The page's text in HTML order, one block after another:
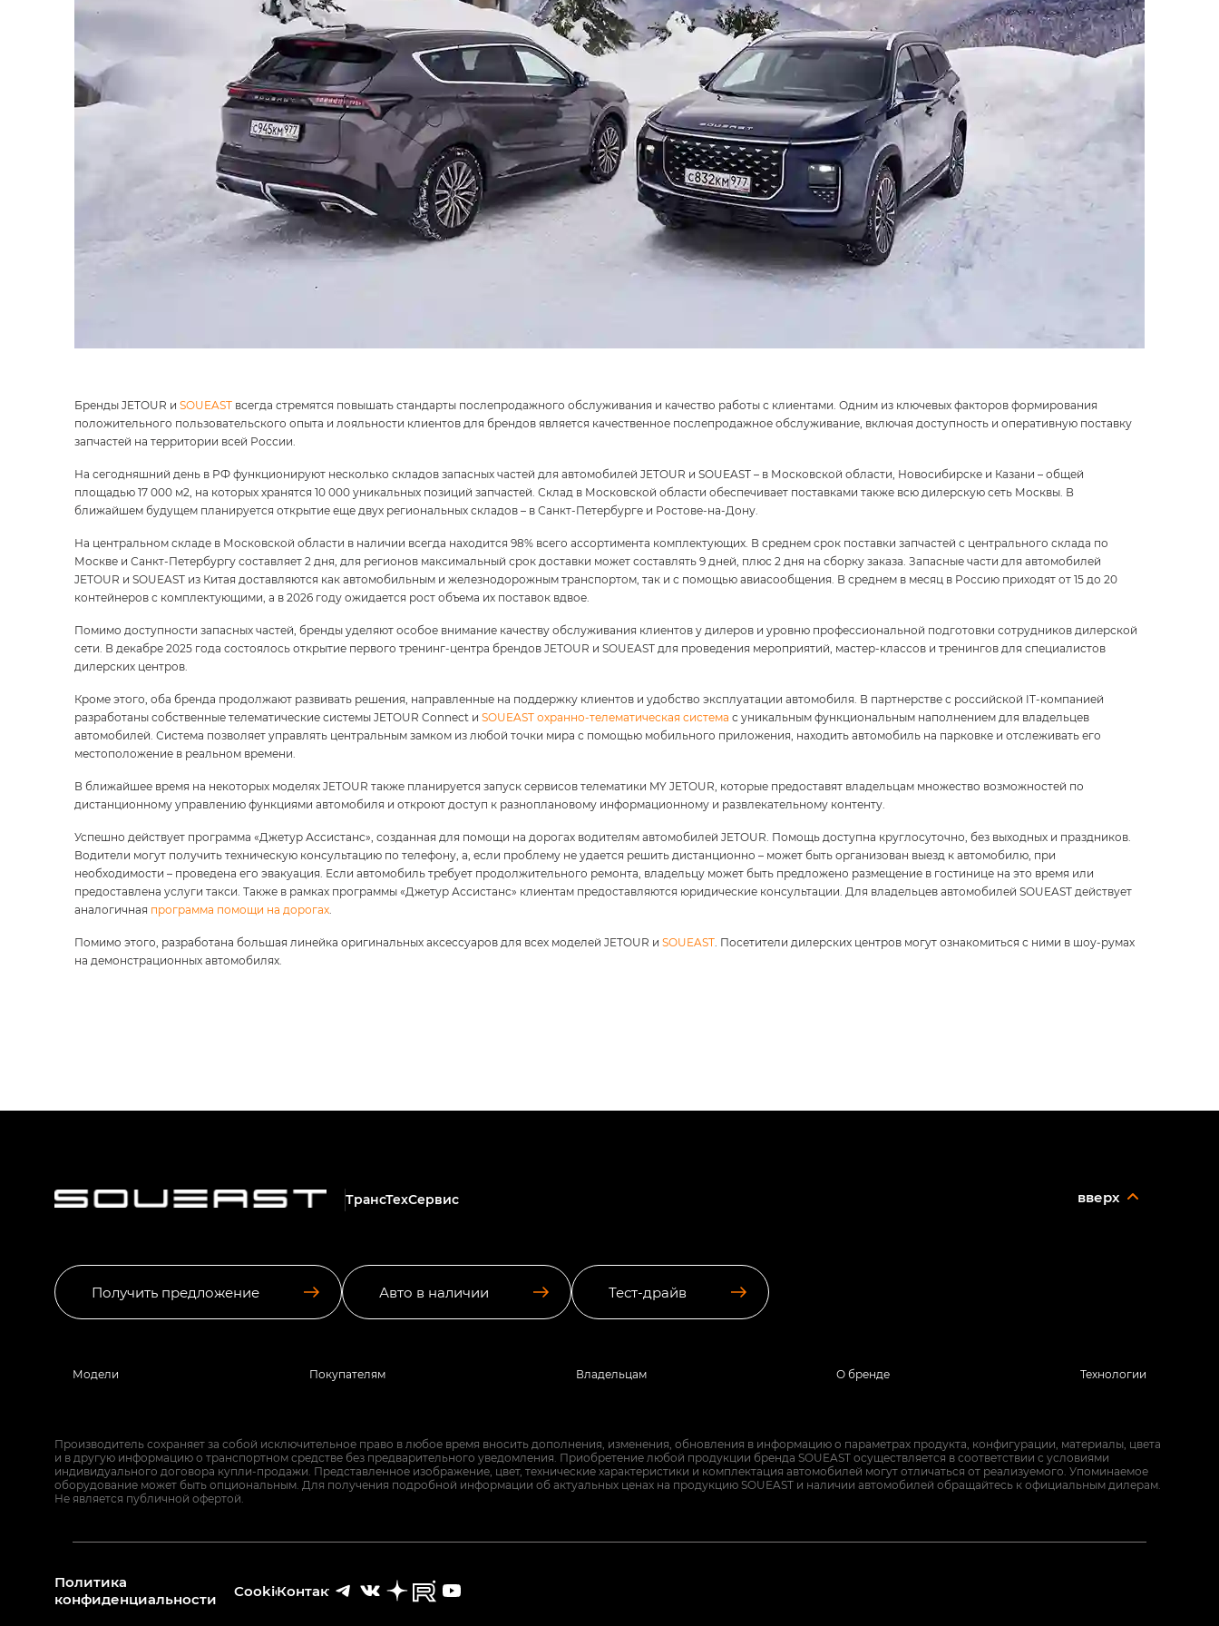
Бренды JETOUR и SOUEAST всегда стремятся повышать стандарты послепродажного обслуживания и качество работы с клиентами. Одним из ключевых факторов формирования
положительного пользовательского опыта и лояльности клиентов для брендов является качественное послепродажное обслуживание, включая доступность и оперативную поставку
запчастей на территории всей России.
На сегодняшний день в РФ функционируют несколько складов запасных частей для автомобилей JETOUR и SOUEAST – в Московской области, Новосибирске и Казани – общей
площадью 17 000 м2, на которых хранятся 10 000 уникальных позиций запчастей. Склад в Московской области обеспечивает поставками также всю дилерскую сеть Москвы. В
ближайшем будущем планируется открытие еще двух региональных складов – в Санкт-Петербурге и Ростове-на-Дону.
На центральном складе в Московской области в наличии всегда находится 98% всего ассортимента комплектующих. В среднем срок поставки запчастей с центрального склада по
Москве и Санкт-Петербургу составляет 2 дня, для регионов максимальный срок доставки может составлять 9 дней, плюс 2 дня на сборку заказа. Запасные части для автомобилей
JETOUR и SOUEAST из Китая доставляются как автомобильным и железнодорожным транспортом, так и с помощью авиасообщения. В среднем в месяц в Россию приходят от 15 до 20
контейнеров с комплектующими, а в 2026 году ожидается рост объема их поставок вдвое.
Помимо доступности запасных частей, бренды уделяют особое внимание качеству обслуживания клиентов у дилеров и уровню профессиональной подготовки сотрудников дилерской
сети. В декабре 2025 года состоялось открытие первого тренинг-центра брендов JETOUR и SOUEAST для проведения мероприятий, мастер-классов и тренингов для специалистов
дилерских центров.
Кроме этого, оба бренда продолжают развивать решения, направленные на поддержку клиентов и удобство эксплуатации автомобиля. В партнерстве с российской IT-компанией
разработаны собственные телематические системы JETOUR Connect и SOUEAST охранно-телематическая система с уникальным функциональным наполнением для владельцев
автомобилей. Система позволяет управлять центральным замком из любой точки мира с помощью мобильного приложения, находить автомобиль на парковке и отслеживать его
местоположение в реальном времени.
В ближайшее время на некоторых моделях JETOUR также планируется запуск сервисов телематики MY JETOUR, которые предоставят владельцам множество возможностей по
дистанционному управлению функциями автомобиля и откроют доступ к разноплановому информационному и развлекательному контенту.
Успешно действует программа «Джетур Ассистанс», созданная для помощи на дорогах водителям автомобилей JETOUR. Помощь доступна круглосуточно, без выходных и праздников.
Водители могут получить техническую консультацию по телефону, а, если проблему не удается решить дистанционно – может быть организован выезд к автомобилю, при
необходимости – проведена его эвакуация. Если автомобиль требует продолжительного ремонта, владельцу может быть предложено размещение в гостинице на это время или
предоставлена услуги такси. Также в рамках программы «Джетур Ассистанс» клиентам предоставляются юридические консультации. Для владельцев автомобилей SOUEAST действует
аналогичная программа помощи на дорогах
Помимо этого, разработана большая линейка оригинальных аксессуаров для всех моделей JETOUR и SOUEAST . Посетители дилерских центров могут ознакомиться с ними в шоу-румах
на демонстрационных автомобилях.
Получить предложение Авто в наличии Тест-драйв
вверх
ТрансТехСервис
Модели Покупателям Владельцам О бренде Технологии
Производитель сохраняет за собой исключительное право в любое время вносить дополнения, изменения, обновления в информацию о параметрах продукта, конфигурации, материалы, цвета
и в другую информацию о транспортном средстве без предварительного уведомления. Приобретение любой продукции бренда SOUEAST осуществляется в соответствии с условиями
индивидуального договора купли-продажи. Представленное изображение, цвет, технические характеристики и комплектация автомобилей могут отличаться от реализуемого. Упоминаемое
оборудование может быть опциональным. Для получения подробной информации об актуальных ценах на продукцию SOUEAST и наличии автомобилей обращайтесь к официальным дилерам.
Не является публичной офертой.
Политика
конфиденциальности
CookiesКонтакты